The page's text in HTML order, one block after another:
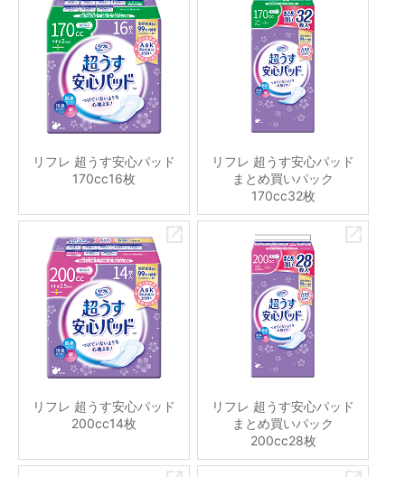
リフレ 超うす安心パッド
170cc16枚
リフレ 超うす安心パッド
まとめ買いパック
170cc32枚
リフレ 超うす安心パッド
200cc14枚
リフレ 超うす安心パッド
まとめ買いパック
200cc28枚